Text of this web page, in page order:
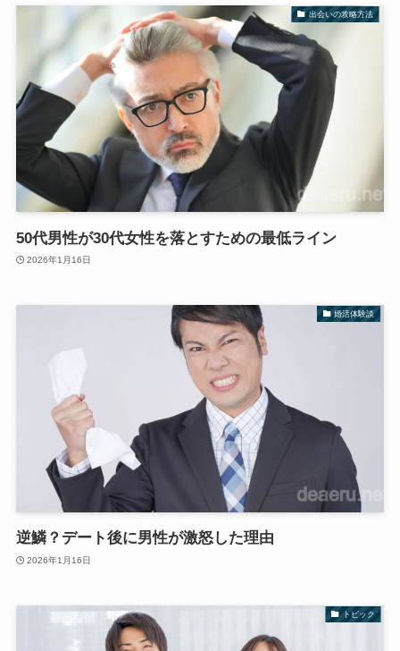
出会いの攻略方法
50代男性が30代女性を落とすための最低ライン
2026年1月16日
婚活体験談
逆鱗？デート後に男性が激怒した理由
2026年1月16日
トピック